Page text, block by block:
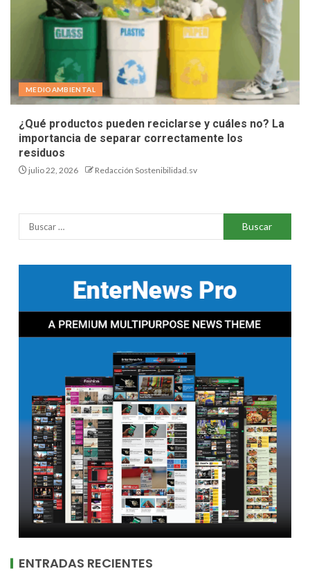
MEDIOAMBIENTAL
¿Qué productos pueden reciclarse y cuáles no? La
importancia de separar correctamente los
residuos
julio 22, 2026 Redacción Sostenibilidad.sv
ENTRADAS RECIENTES